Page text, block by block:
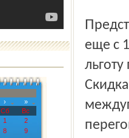
›
»
Сб
Вс
1
2
8
9
Представитель Яртелекомсервиса на суде пояснила, что
еще с